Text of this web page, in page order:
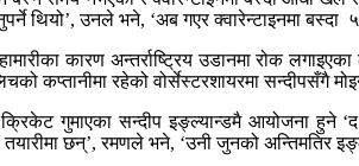
थियो’, उनले भने, ‘अब गएर क्वारेन्टाइनमा
कारण अन्तर्राष्ट्रिय उडानमा रोक
कप्तानीमा रहेको वोर्सेस्टरशायरमा सन्दीपसँगै
क्रिकेट गुमाएका सन्दीप इङ्ल्यान्डमै आयोजना हुने
तयारीमा छन्’, रमणले भने, ‘उनी जुनको